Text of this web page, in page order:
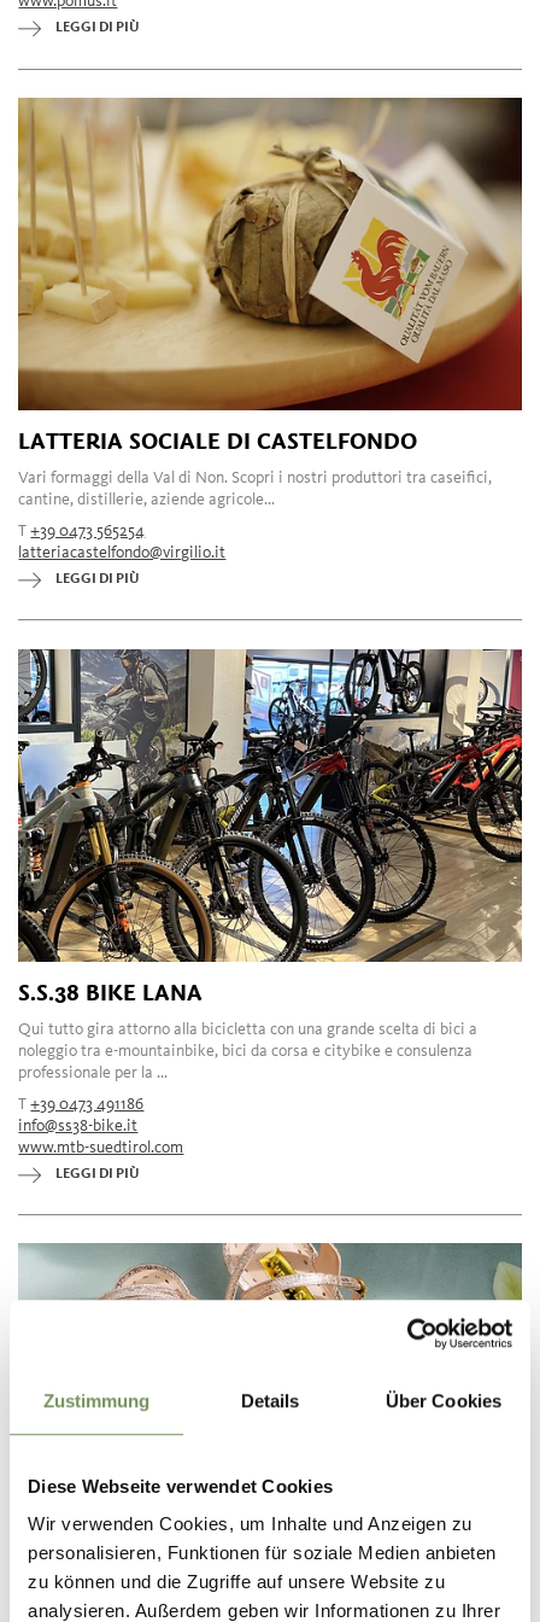
Zustimmung Details Über Cookies
Diese Webseite verwendet Cookies
Wir verwenden Cookies, um Inhalte und Anzeigen zu
personalisieren, Funktionen für soziale Medien anbieten
zu können und die Zugriffe auf unsere Website zu
analysieren. Außerdem geben wir Informationen zu Ihrer
LEGGI DI PIÙ
LATTERIA SOCIALE DI CASTELFONDO
Vari formaggi della Val di Non. Scopri i nostri produttori tra caseifici,
cantine, distillerie, aziende agricole...
T+39 0473 565254
latteriacastelfondo@virgilio.it
LEGGI DI PIÙ
S.S.38 BIKE LANA
Qui tutto gira attorno alla bicicletta con una grande scelta di bici a
noleggio tra e-mountainbike, bici da corsa e citybike e consulenza
professionale per la ...
T+39 0473 491186
info@ss38-bike.it
www.mtb-suedtirol.com
LEGGI DI PIÙ
CALZATURE KNOLL